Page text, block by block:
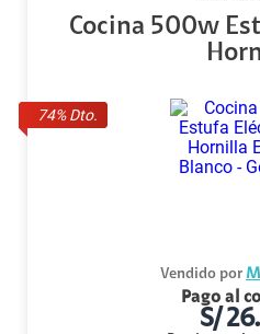
74% Dto.
Cocina 500w
Vendido por
Pago al
S/